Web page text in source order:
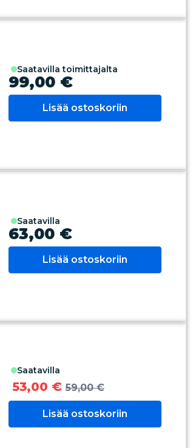
saatavilla toimittajalta
99,00 €
Lisää ostoskoriin
saatavilla
63,00 €
Lisää ostoskoriin
saatavilla
53,00 € 59,00 €
Lisää ostoskoriin